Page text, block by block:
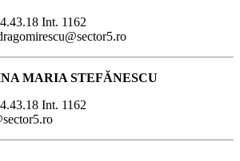
Int. 1162
MARIA STEFĂNESCU
Int. 1162